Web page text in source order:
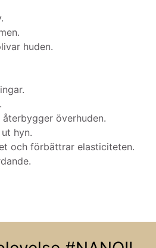
huden.
överhuden.
hyn.
och förbättrar elasticiteten.